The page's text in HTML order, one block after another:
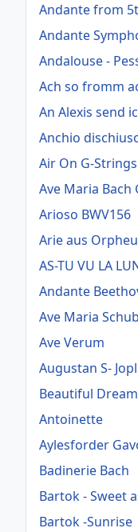
Andante from
Andante
Andalouse -
Ach so fromm
An Alexis send
Anchio
Air On G-Strings
Ave Maria Bach
Arioso BWV156
Arie aus
AS-TU VU LA
Andante
Ave Maria
Ave Verum
Augustan S-
Beautiful
Antoinette
Aylesforder
Badinerie Bach
Bartok - Sweet
Bartok -Sunrise